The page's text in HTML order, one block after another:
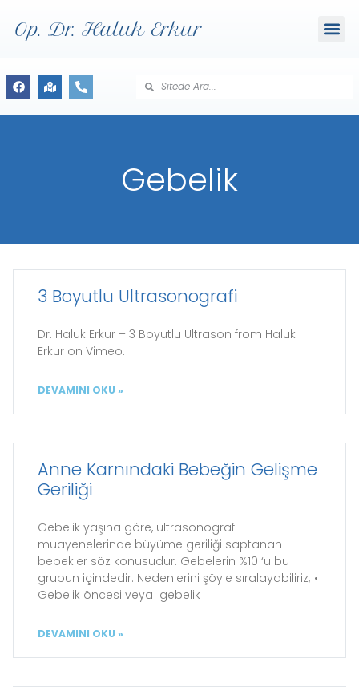
Op. Dr. Haluk Erkur
Gebelik
3 Boyutlu Ultrasonografi
Dr. Haluk Erkur – 3 Boyutlu Ultrason from Haluk
Erkur on Vimeo.
DEVAMINI OKU »
Anne Karnındaki Bebeğin Gelişme
Geriliği
Gebelik yaşına göre, ultrasonografi
muayenelerinde büyüme geriliği saptanan
bebekler söz konusudur. Gebelerin %10 ‘u bu
grubun içindedir. Nedenlerini şöyle sıralayabiliriz; •
Gebelik öncesi veya gebelik
DEVAMINI OKU »